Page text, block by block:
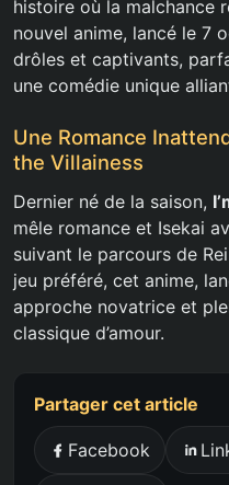
histoire où la malchance
nouvel anime, lancé le 7
drôles et captivants,
une comédie unique
Une Romance
the Villainess
Dernier né de la saison,
mêle romance et Isekai
suivant le parcours de
jeu préféré, cet anime,
approche novatrice et
classique d’amour.
Partager cet article
Facebook